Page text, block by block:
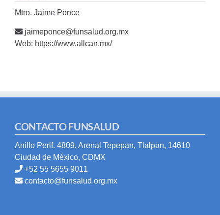
Mtro. Jaime Ponce
jaimeponce@funsalud.org.mx
Web: https://www.allcan.mx/
CONTACTO FUNSALUD
Anillo Perif. 4809, Arenal Tepepan, Tlalpan, 14610
Ciudad de México, CDMX
+52 55 5655 9011
contacto@funsalud.org.mx